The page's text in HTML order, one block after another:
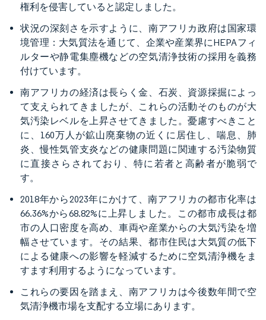
権利を侵害していると認定しました。
状況の深刻さを示すように、南アフリカ政府は国家環
境管理：大気質法を通じて、企業や産業界にHEPAフィ
ルターや静電集塵機などの空気清浄技術の採用を義務
付けています。
南アフリカの経済は長らく金、石炭、資源採掘によっ
て支えられてきましたが、これらの活動そのものが大
気汚染レベルを上昇させてきました。憂慮すべきこと
に、160万人が鉱山廃棄物の近くに居住し、喘息、肺
炎、慢性気管支炎などの健康問題に関連する汚染物質
に直接さらされており、特に若者と高齢者が脆弱で
す。
2018年から2023年にかけて、南アフリカの都市化率は
66.36%から68.82%に上昇しました。この都市成長は都
市の人口密度を高め、車両や産業からの大気汚染を増
幅させています。その結果、都市住民は大気質の低下
による健康への影響を軽減するために空気清浄機をま
すます利用するようになっています。
これらの要因を踏まえ、南アフリカは今後数年間で空
気清浄機市場を支配する立場にあります。